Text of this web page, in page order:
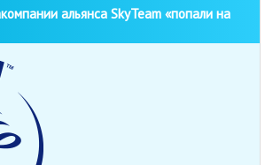
альянса SkyTeam «попали на